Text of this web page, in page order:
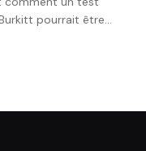
pourrait être